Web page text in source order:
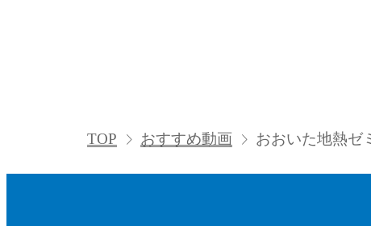
TOP おすすめ動画 おおいた地熱ゼ